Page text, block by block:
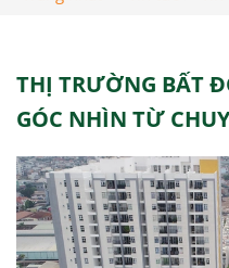
THỊ TRƯỜNG BẤT
GÓC NHÌN TỪ